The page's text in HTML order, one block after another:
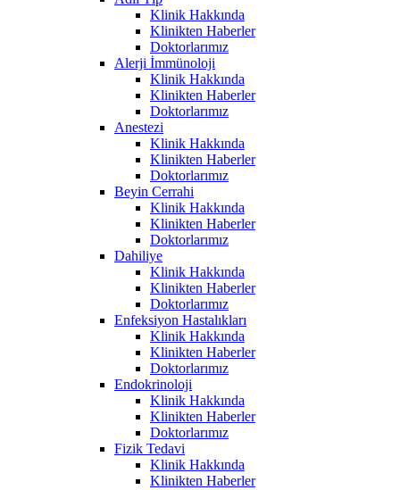
Klinik Hakkında
Klinikten Haberler
Doktorlarımız
Alerji İmmünoloji
Klinik Hakkında
Klinikten Haberler
Doktorlarımız
Anestezi
Klinik Hakkında
Klinikten Haberler
Doktorlarımız
Beyin Cerrahi
Klinik Hakkında
Klinikten Haberler
Doktorlarımız
Dahiliye
Klinik Hakkında
Klinikten Haberler
Doktorlarımız
Enfeksiyon Hastalıkları
Klinik Hakkında
Klinikten Haberler
Doktorlarımız
Endokrinoloji
Klinik Hakkında
Klinikten Haberler
Doktorlarımız
Fizik Tedavi
Klinik Hakkında
Klinikten Haberler